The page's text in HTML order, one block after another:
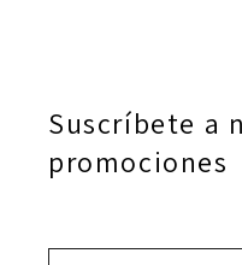
Suscríbete a
promociones